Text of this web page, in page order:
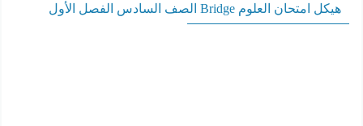
هيكل امتحان العلوم Bridge الصف السادس الفصل الأول